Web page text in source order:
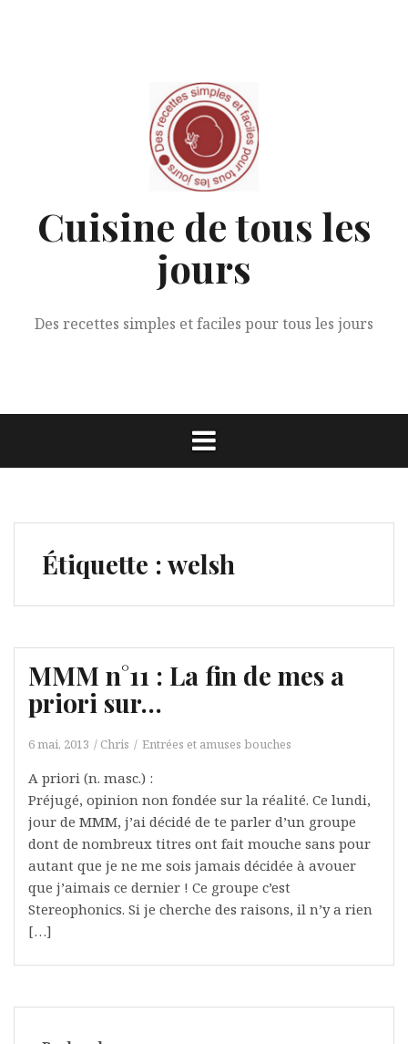
Cuisine de tous les
jours
Des recettes simples et faciles pour tous les jours
Étiquette :welsh
MMM n°11 : La fin de mes a
priori sur…
6 mai, 2013 Chris Entrées et amuses bouches
A priori (n. masc.) :
Préjugé, opinion non fondée sur la réalité. Ce lundi,
jour de MMM, j’ai décidé de te parler d’un groupe
dont de nombreux titres ont fait mouche sans pour
autant que je ne me sois jamais décidée à avouer
que j’aimais ce dernier ! Ce groupe c’est
Stereophonics. Si je cherche des raisons, il n’y a rien
[…]